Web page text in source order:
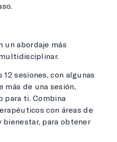
un abordaje más
sesiones, con algunas
más de una sesión,
para ti. Combina
con áreas de
para obtener